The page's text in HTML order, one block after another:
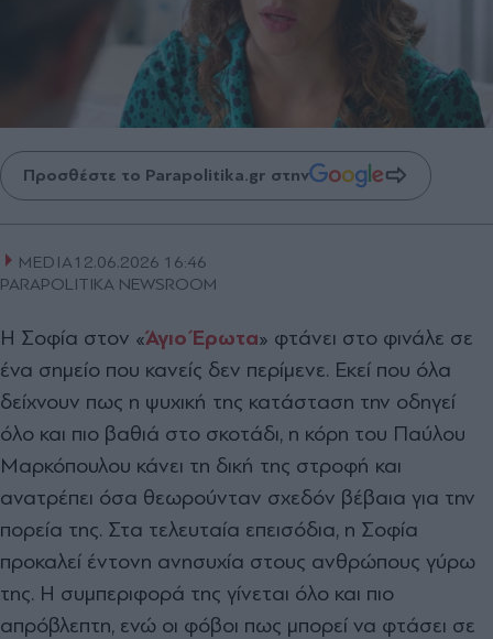
Προσθέστε το Parapolitika.gr στην
MEDIA12.06.2026 16:46
PARAPOLITIKA NEWSROOM
Η Σοφία στον «Άγιο Έρωτα» φτάνει στο φινάλε σε
ένα σημείο που κανείς δεν περίμενε. Εκεί που όλα
δείχνουν πως η ψυχική της κατάσταση την οδηγεί
όλο και πιο βαθιά στο σκοτάδι, η κόρη του Παύλου
Μαρκόπουλου κάνει τη δική της στροφή και
ανατρέπει όσα θεωρούνταν σχεδόν βέβαια για την
πορεία της. Στα τελευταία επεισόδια, η Σοφία
προκαλεί έντονη ανησυχία στους ανθρώπους γύρω
της. Η συμπεριφορά της γίνεται όλο και πιο
απρόβλεπτη, ενώ οι φόβοι πως μπορεί να φτάσει σε